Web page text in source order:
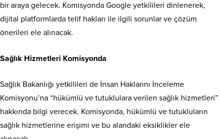
bir araya gelecek. Komisyonda Google yetkilileri dinlenerek,
dijital platformlarda telif hakları ile ilgili sorunlar ve çözüm
önerileri ele alınacak.
Sağlık Hizmetleri Komisyonda
Sağlık Bakanlığı yetkilileri de İnsan Haklarını İnceleme
Komisyonu’na “hükümlü ve tutuklulara verilen sağlık hizmetleri”
hakkında bilgi verecek. Komisyonda, hükümlü ve tutukluların
sağlık hizmetlerine erişimi ve bu alandaki eksiklikler ele